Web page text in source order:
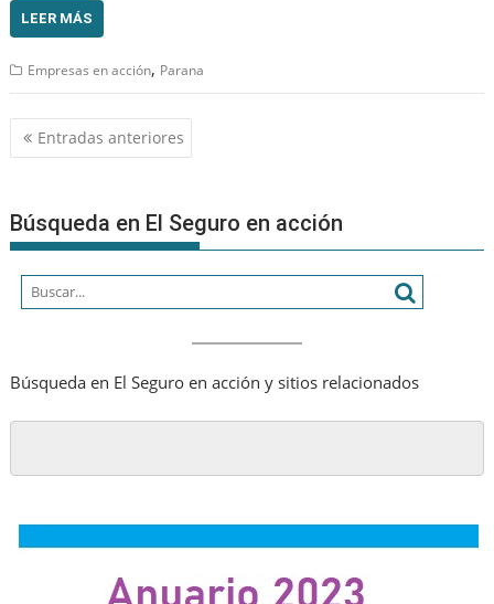
LEER MÁS
Empresas en acción, Parana
Navegación
de
Entradas anteriores
Búsqueda en El Seguro en acción
Búsqueda en El Seguro en acción y sitios relacionados